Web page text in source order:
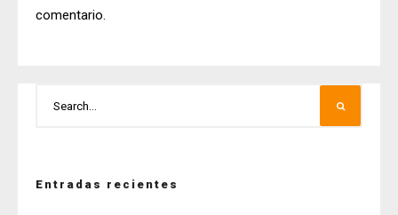
comentario.
Entradas recientes